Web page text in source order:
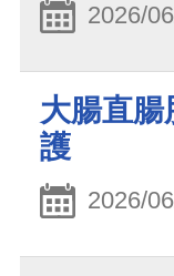
2026/
大腸直腸
護
2026/